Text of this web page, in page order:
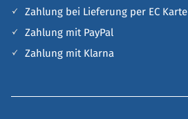
Zahlung bei Lieferung per EC Karte
Zahlung mit PayPal
Zahlung mit Klarna